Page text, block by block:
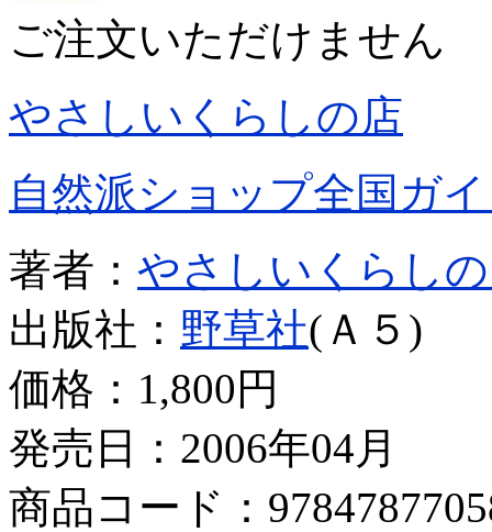
ご注文いただけません
やさしいくらしの店
自然派ショップ全国ガ
著者： やさしいくらし
出版社： 野草社(Ａ５)
価格： 1,800円
発売日：2006年04月
商品コード：